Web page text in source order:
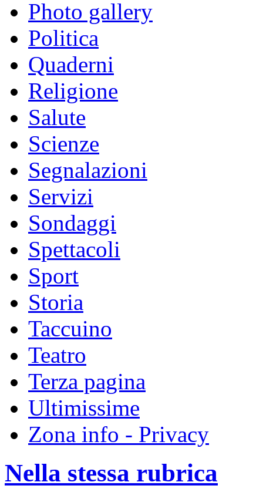
Photo gallery
Politica
Quaderni
Religione
Salute
Scienze
Segnalazioni
Servizi
Sondaggi
Spettacoli
Sport
Storia
Taccuino
Teatro
Terza pagina
Ultimissime
Zona info - Privacy
Nella stessa rubrica